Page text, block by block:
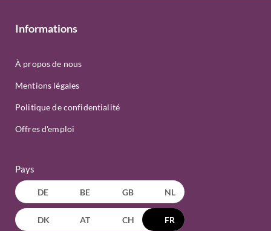
Informations
À propos de nous
Mentions légales
Politique de confidentialité
Offres d'emploi
Pays
DE BE GB NL
DK AT CH FR